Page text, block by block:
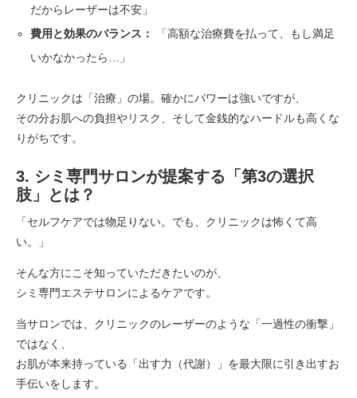
だからレーザーは不安」
費用と効果のバランス：
「高額な治療費を払って、もし満足
いかなかったら…」
クリニックは「治療」の場。確かにパワーは強いですが、
その分お肌への負担やリスク、そして金銭的なハードルも高くな
りがちです。
3. シミ専門サロンが提案する「第3の選択
肢」とは？
「セルフケアでは物足りない。でも、クリニックは怖くて高
い。」
そんな方にこそ知っていただきたいのが、
シミ専門エステサロンによるケアです。
当サロンでは、クリニックのレーザーのような「一過性の衝撃」
ではなく、
お肌が本来持っている「出す力（代謝）」を最大限に引き出すお
手伝いをします。